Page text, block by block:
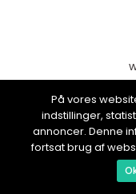
På vores
indstillinger,
annoncer. Denne
fortsat brug af